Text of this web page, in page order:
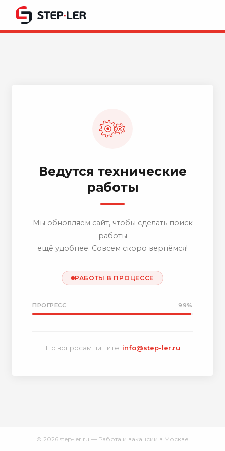
Ведутся технические
работы
Мы обновляем сайт, чтобы сделать поиск
работы
ещё удобнее. Совсем скоро вернёмся!
РАБОТЫ В ПРОЦЕССЕ
ПРОГРЕСС 99%
По вопросам пишите: info@step-ler.ru
© 2026 step-ler.ru — Работа и вакансии в Москве